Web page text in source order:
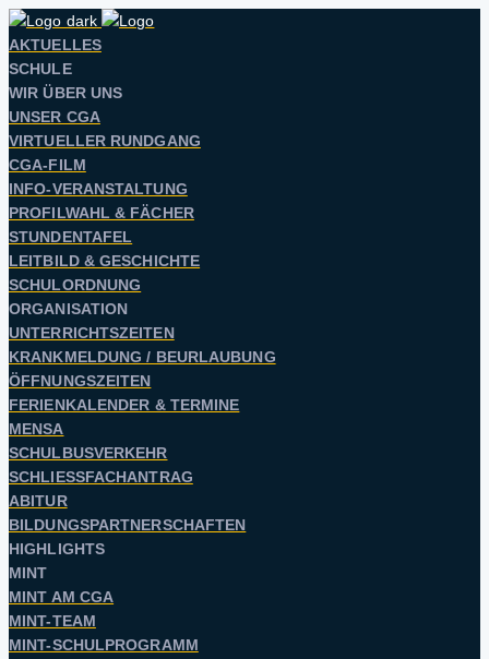
AKTUELLES
SCHULE
WIR ÜBER UNS
UNSER CGA
VIRTUELLER RUNDGANG
CGA-FILM
INFO-VERANSTALTUNG
PROFILWAHL & FÄCHER
STUNDENTAFEL
LEITBILD & GESCHICHTE
SCHULORDNUNG
ORGANISATION
UNTERRICHTSZEITEN
KRANKMELDUNG / BEURLAUBUNG
ÖFFNUNGSZEITEN
FERIENKALENDER & TERMINE
MENSA
SCHULBUSVERKEHR
SCHLIESSFACHANTRAG
ABITUR
BILDUNGSPARTNERSCHAFTEN
HIGHLIGHTS
MINT
MINT AM CGA
MINT-TEAM
MINT-SCHULPROGRAMM